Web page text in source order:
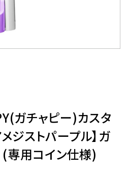
イド
7659
ガチャピー)カスタ
ジストパープル】ガ
専用コイン仕様)